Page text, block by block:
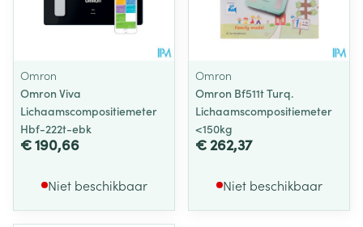
Omron
Omron Viva
Lichaamscompositiemeter
Hbf-222t-ebk
€ 190,66
Niet beschikbaar
Omron
Omron Bf511t Turq.
Lichaamscompositiemeter
<150kg
€ 262,37
Niet beschikbaar